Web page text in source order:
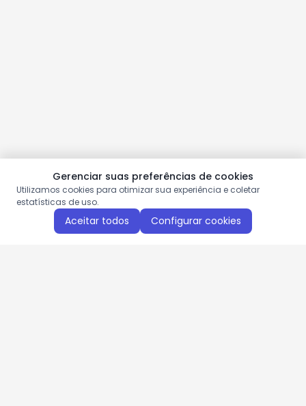
Gerenciar suas preferências de cookies
Utilizamos cookies para otimizar sua experiência e coletar
estatísticas de uso.
Aceitar todos Configurar cookies